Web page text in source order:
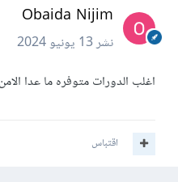
Obaida Nijim
نشر13 يونيو 2024
اغلب الدورات متوفره ما عدا
اقتباس